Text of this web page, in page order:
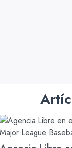
Major League